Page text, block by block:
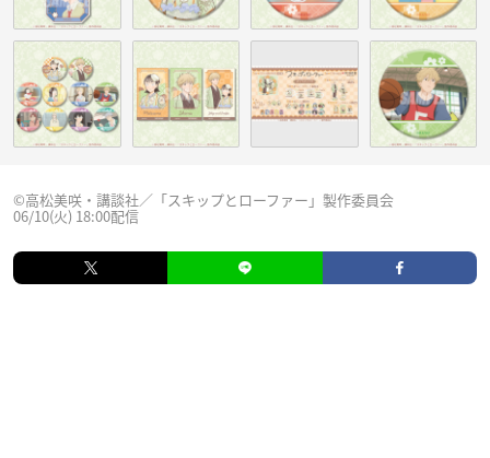
©高松美咲・講談社／「スキップとローファー」製作委員会
06/10(火) 18:00配信